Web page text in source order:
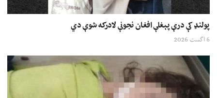
پولنډ کې درې پېغلې افغان نجونې لادرکه شوې دي
6 اگست 2026